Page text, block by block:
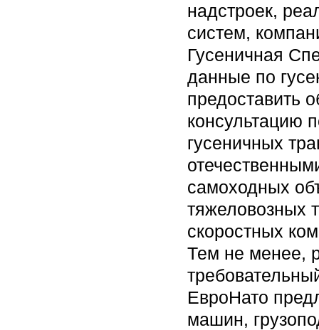
надстроек,
систем,
Гусеничная
данные по
предоставить
консультацию
гусеничных
самоходных
тяжеловозных
скоростных
Тем не менее,
ЕвроНато
машин,